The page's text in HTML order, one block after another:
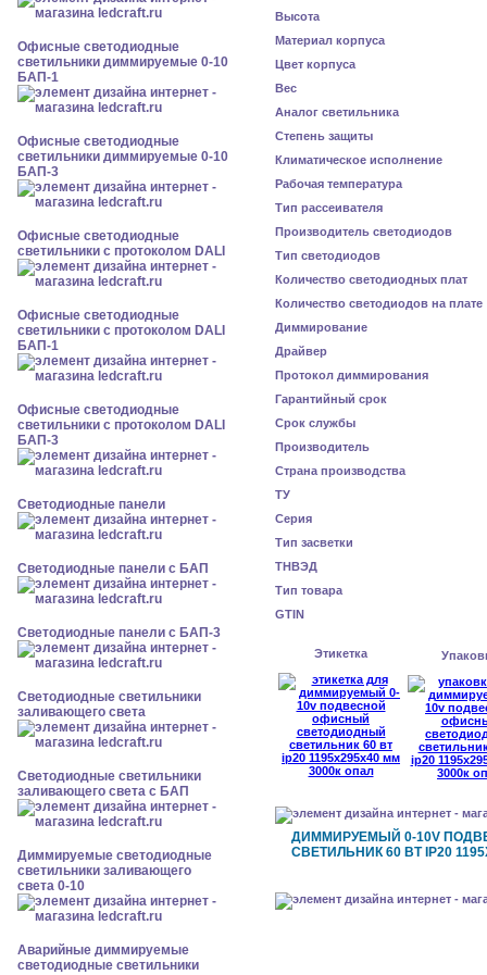
Офисные светодиодные
светильники диммируемые 0-10
БАП-1
Офисные светодиодные
светильники диммируемые 0-10
БАП-3
Офисные светодиодные
светильники с протоколом DALI
Офисные светодиодные
светильники с протоколом DALI
БАП-1
Офисные светодиодные
светильники с протоколом DALI
БАП-3
Cветодиодные панели
Cветодиодные панели с БАП
Cветодиодные панели с БАП-3
Светодиодные светильники
заливающего света
Светодиодные светильники
заливающего света с БАП
Диммируемые светодиодные
светильники заливающего
света 0-10
Аварийные диммируемые
светодиодные светильники
Высота
Материал корпуса
Цвет корпуса
Вес
Аналог светильника
Степень защиты
Климатическое исполнение
Рабочая температура
Тип рассеивателя
Производитель светодиодов
Тип светодиодов
Количество светодиодных плат
Количество светодиодов на плате
Диммирование
Драйвер
Протокол диммирования
Гарантийный срок
Срок службы
Производитель
Страна производства
ТУ
Серия
Тип засветки
ТНВЭД
Тип товара
GTIN
Этикетка
ДИММИРУЕМЫЙ 0-10V
СВЕТИЛЬНИК 60 ВТ IP20